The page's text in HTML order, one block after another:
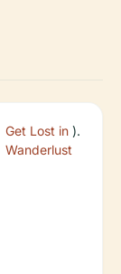
Get Lost in
Wanderlust
).